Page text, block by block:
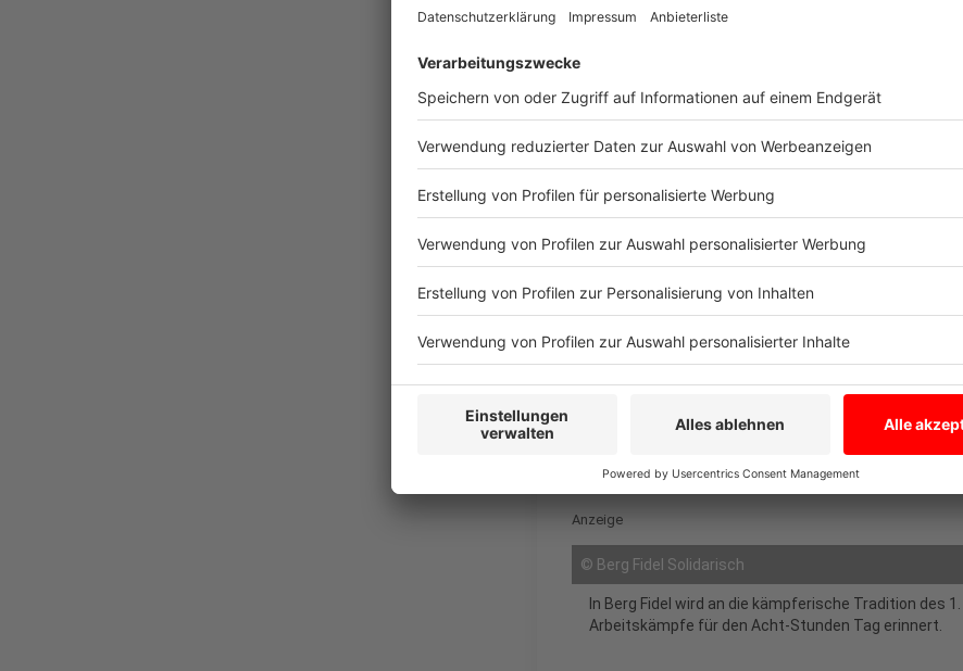
© Integrationsrat Münster
Maria Adela Salinas, die Integrationsrats-
dass sich viele Menschen aus der migrantischen
Arbeit zu kommen.
Fest in Berg Fidel
Anzeige
Zum dritten Mal hat die Stadtteilgewerkschaft
nachbarschaftlichen und kämpferischen Fest im
300 Gästen war das Fest sehr gut besucht. Für
an von Nachbarn mitgebrachten Speisen,
politische Seite des Feiertags wurde in Reden
Arbeitsgruppen von Berg Fidel Solidarisch
Anzeige
© Berg Fidel Solidarisch
In Berg Fidel wird an die kämpferische Tradition des
Arbeitskämpfe für den Acht-Stunden Tag erinnert.